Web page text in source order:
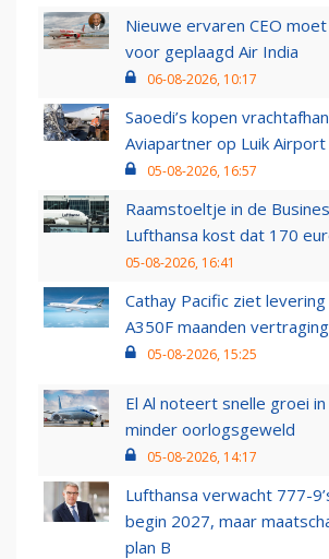
Nieuwe ervaren CEO
voor geplaagd Air India
06-08-2026, 10:17
Saoedi’s kopen
Aviapartner op Luik Airport
05-08-2026, 16:57
Raamstoeltje in de
Lufthansa kost dat 170
05-08-2026, 16:41
Cathay Pacific ziet
A350F maanden
05-08-2026, 15:25
El Al noteert snelle groei
minder oorlogsgeweld
05-08-2026, 14:17
Lufthansa verwacht 777-
begin 2027, maar
plan B